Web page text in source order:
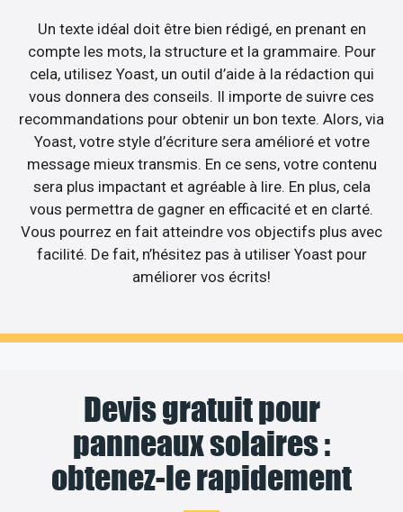
Un texte idéal doit être bien rédigé, en prenant en
compte les mots, la structure et la grammaire. Pour
cela, utilisez Yoast, un outil d’aide à la rédaction qui
vous donnera des conseils. Il importe de suivre ces
recommandations pour obtenir un bon texte. Alors, via
Yoast, votre style d’écriture sera amélioré et votre
message mieux transmis. En ce sens, votre contenu
sera plus impactant et agréable à lire. En plus, cela
vous permettra de gagner en efficacité et en clarté.
Vous pourrez en fait atteindre vos objectifs plus avec
facilité. De fait, n’hésitez pas à utiliser Yoast pour
améliorer vos écrits!
Devis gratuit pour
panneaux solaires :
obtenez-le rapidement